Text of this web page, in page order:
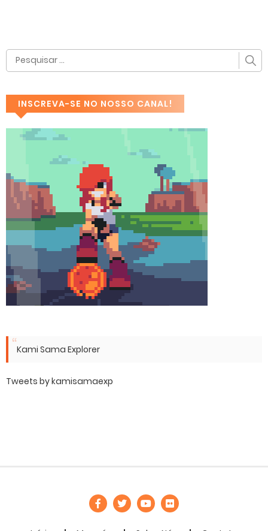
INSCREVA-SE NO NOSSO CANAL!
Kami Sama Explorer
Tweets by kamisamaexp